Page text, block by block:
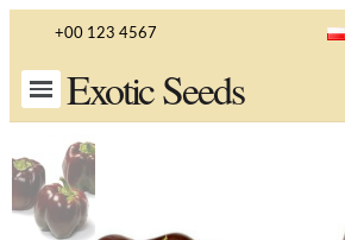
+00 123 4567
Exotic Seeds